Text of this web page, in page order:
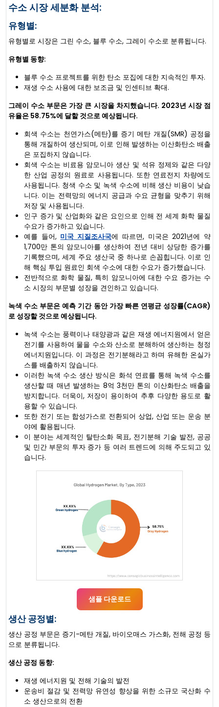
수소 시장 세분화 분석:
유형별:
유형별로 시장은 그린 수소, 블루 수소, 그레이 수소로 분류됩니다.
유형별 동향:
블루 수소 프로젝트를 위한 탄소 포집에 대한 지속적인 투자.
재생 수소 사용에 대한 보조금 및 인센티브 확대.
그레이 수소 부문은 가장 큰 시장을 차지했습니다. 2023년 시장 점
유율은 58.75%에 달할 것으로 예상됩니다.
회색 수소는 천연가스(메탄)를 증기 메탄 개질(SMR) 공정을
통해 개질하여 생산되며, 이로 인해 발생하는 이산화탄소 배출
은 포집하지 않습니다.
회색 수소는 비료용 암모니아 생산 및 석유 정제와 같은 다양
한 산업 공정의 원료로 사용됩니다. 또한 연료전지 차량에도
사용됩니다. 청색 수소 및 녹색 수소에 비해 생산 비용이 낮습
니다. 이는 전력망의 에너지 공급과 수요 균형을 맞추기 위해
저장 및 사용됩니다.
인구 증가 및 산업화와 같은 요인으로 인해 전 세계 화학 물질
수요가 증가하고 있습니다.
예를 들어, 미국 지질조사국에 따르면, 미국은 2021년에 약
1,700만 톤의 암모니아를 생산하여 전년 대비 상당한 증가를
기록했으며, 세계 주요 생산국 중 하나로 손꼽힙니다. 이로 인
해 핵심 투입 원료인 회색 수소에 대한 수요가 증가했습니다.
전반적으로 화학 물질, 특히 암모니아에 대한 수요 증가는 수
소 시장의 부문별 성장을 견인하고 있습니다.
녹색 수소 부문은 예측 기간 동안 가장 빠른 연평균 성장률(CAGR)
로 성장할 것으로 예상됩니다.
녹색 수소는 풍력이나 태양광과 같은 재생 에너지원에서 얻은
전기를 사용하여 물을 수소와 산소로 분해하여 생산하는 청정
에너지원입니다. 이 과정은 전기분해라고 하며 유해한 온실가
스를 배출하지 않습니다.
이러한 녹색 수소 생산 방식은 화석 연료를 통해 녹색 수소를
생산할 때 매년 발생하는 8억 3천만 톤의 이산화탄소 배출을
방지합니다. 더욱이, 저장이 용이하여 추후 다양한 용도로 활
용할 수 있습니다.
또한 전기 또는 합성가스로 전환되어 상업, 산업 또는 운송 분
야에 활용됩니다.
이 분야는 세계적인 탈탄소화 목표, 전기분해 기술 발전, 공공
및 민간 부문의 투자 증가 등 여러 트렌드에 의해 주도되고 있
습니다.
샘플 다운로드
생산 공정별:
생산 공정 부문은 증기-메탄 개질, 바이오매스 가스화, 전해 공정 등
으로 분류됩니다.
생산 공정 동향:
재생 에너지원 및 전해 기술의 발전
운송비 절감 및 전력망 유연성 향상을 위한 소규모 국산화 수
소 생산으로의 전환